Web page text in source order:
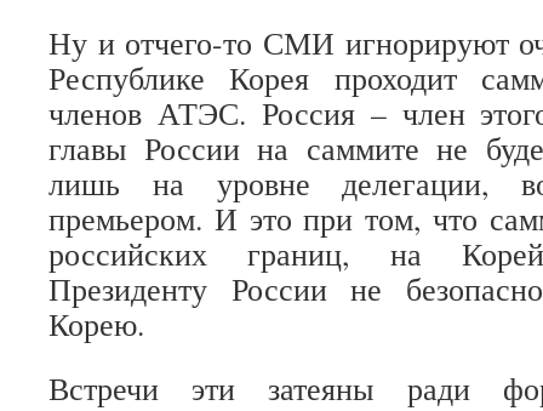
Ну и отчего-то СМИ игнорируют
Республике Корея проходит
членов АТЭС. Россия – член
главы России на саммите не
лишь на уровне делегации,
премьером. И это при том, что
российских границ, на
Президенту России не
Корею.
Встречи эти затеяны ради